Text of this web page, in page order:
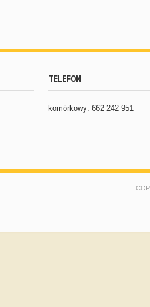
TELEFON
komórkowy: 662 242 951